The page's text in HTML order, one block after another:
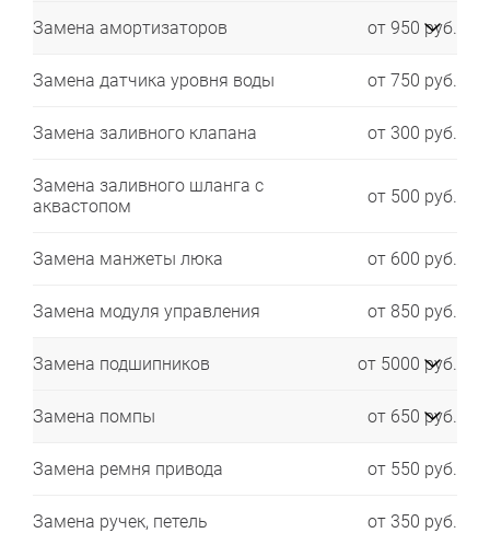
Замена амортизаторов от 950 руб.
Замена датчика уровня воды от 750 руб.
Замена заливного клапана от 300 руб.
Замена заливного шланга с
аквастопом
от 500 руб.
Замена манжеты люка от 600 руб.
Замена модуля управления от 850 руб.
Замена подшипников от 5000 руб.
Замена помпы от 650 руб.
Замена ремня привода от 550 руб.
Замена ручек, петель от 350 руб.